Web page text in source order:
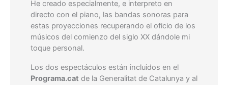
He creado especialmente, e interpreto en
directo con el piano, las bandas sonoras para
estas proyecciones recuperando el oficio de los
músicos del comienzo del siglo XX dándole mi
toque personal.
Los dos espectáculos están incluidos en el
Programa.cat de la Generalitat de Catalunya y al